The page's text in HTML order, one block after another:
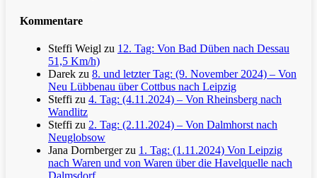
Kommentare
Steffi Weigl zu 12. Tag: Von Bad Düben nach Dessau
51,5 Km/h)
Darek zu 8. und letzter Tag: (9. November 2024) – Von
Neu Lübbenau über Cottbus nach Leipzig
Steffi zu 4. Tag: (4.11.2024) – Von Rheinsberg nach
Wandlitz
Steffi zu 2. Tag: (2.11.2024) – Von Dalmhorst nach
Neuglobsow
Jana Dornbergerzu 1. Tag: (1.11.2024) Von Leipzig
nach Waren und von Waren über die Havelquelle nach
Dalmsdorf